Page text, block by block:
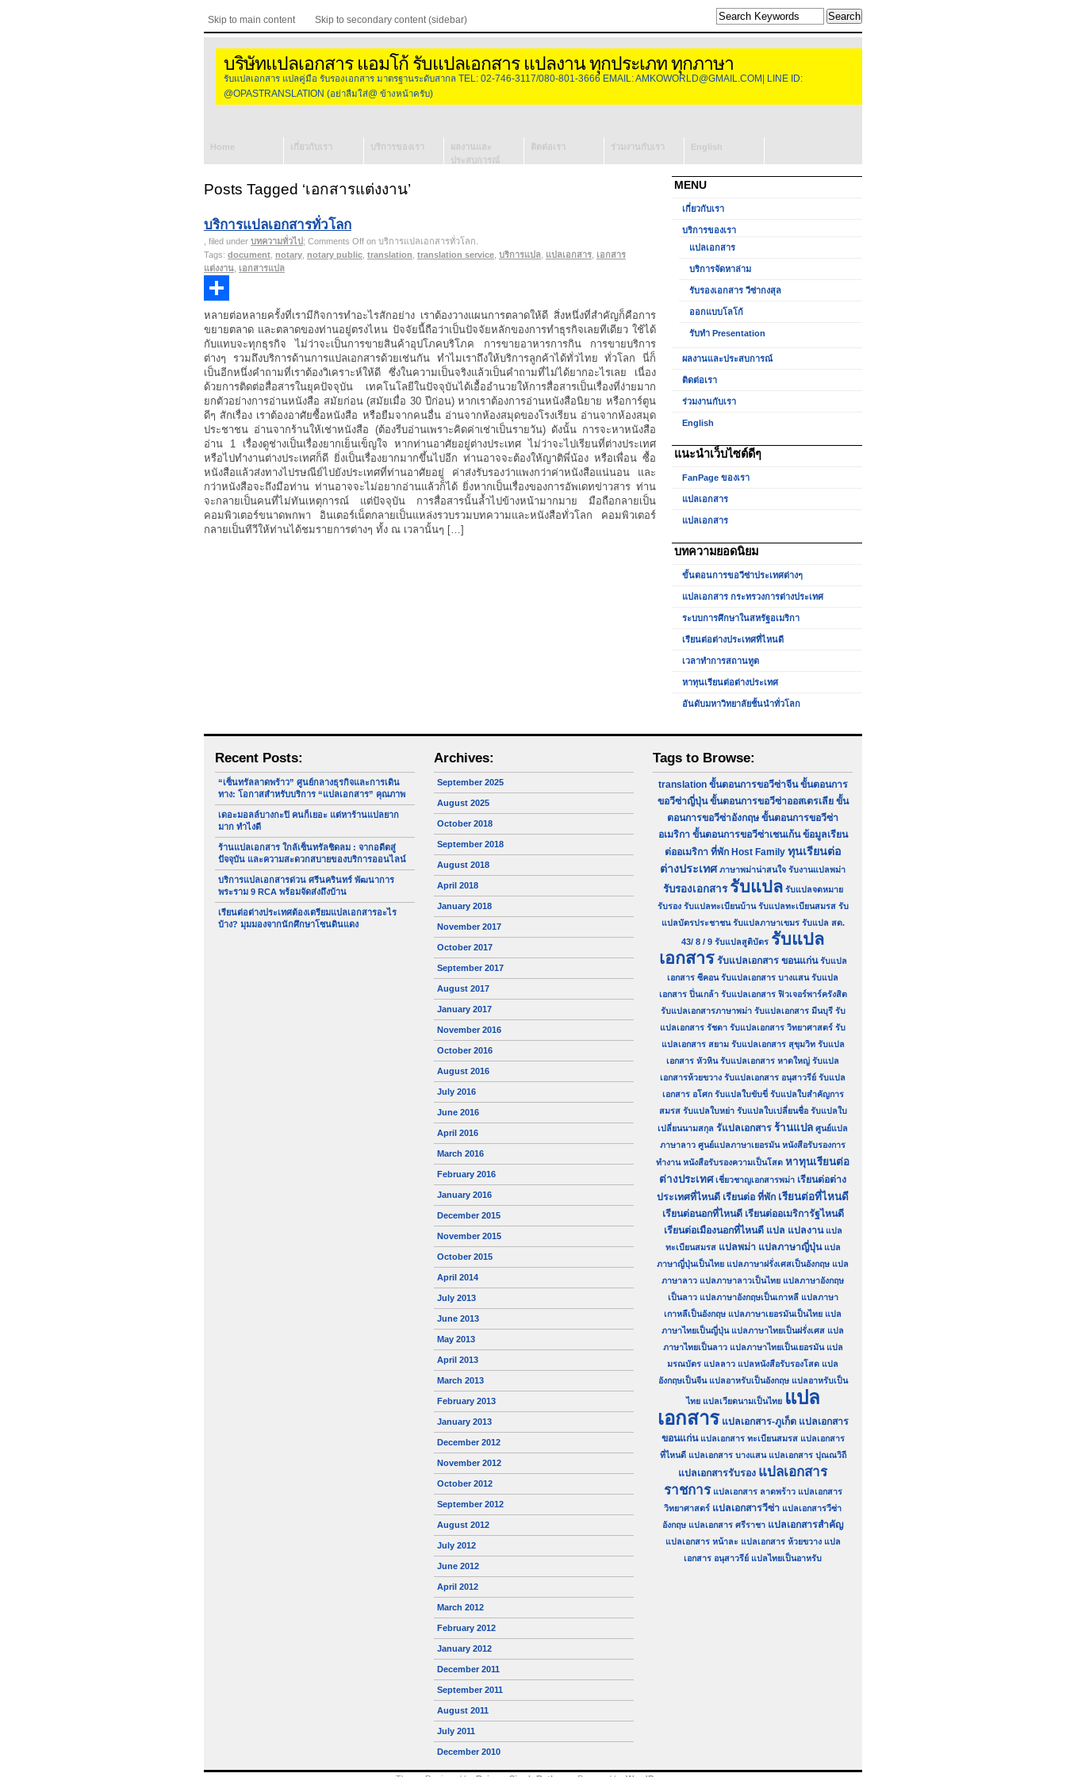
Skip to main content Skip to secondary content (sidebar)
บริษัทแปลเอกสาร แอมโก้ รับแปลเอกสาร แปลงาน ทุกประเภท ทุกภาษา
รับแปลเอกสาร แปลคู่มือ รับรองเอกสาร มาตรฐานระดับสากล TEL: 02-746-3117/080-801-3666 EMAIL: AMKOWORLD@GMAIL.COM| LINE ID:
@OPASTRANSLATION (อย่าลืมใส่@ ข้างหน้าครับ)
Home เกี่ยวกับเรา บริการของเรา
วีซ่ากงสุล
ออกแบบโลโก้
ผลงานและ
ประสบการณ์
ติดต่อเรา ร่วมงานกับเรา English
Posts Tagged ‘เอกสารแต่งงาน’
บริการแปลเอกสารทั่วโลก
, filed under บทความทั่วไป ; Comments Off on บริการแปลเอกสารทั่วโลก
Tags: document notary notary public translation translation service บริการแปล แปลเอกสาร เอกสาร
แต่งงาน เอกสารแปล
Share
หลายต่อหลายครั้งที่เรามีกิจการทำอะไรสักอย่าง เราต้องวางแผนการตลาดให้ดี สิ่งหนึ่งที่สำคัญก็คือการ
ขยายตลาด และตลาดของท่านอยู่ตรงไหน ปัจจัยนี้ถือว่าเป็นปัจจัยหลักของการทำธุรกิจเลยทีเดียว ใช้ได้
กับแทบจะทุกธุรกิจ ไม่ว่าจะเป็นการขายสินค้าอุปโภคบริโภค การขายอาหารการกิน การขายบริการ
ต่างๆ รวมถึงบริการด้านการแปลเอกสารด้วยเช่นกัน ทำไมเราถึงให้บริการลูกค้าได้ทั่วไทย ทั่วโลก นี่ก็
เป็นอีกหนึ่งคำถามที่เราต้องวิเคราะห์ให้ดี ซึ่งในความเป็นจริงแล้วเป็นคำถามที่ไม่ได้ยากอะไรเลย เนื่อง
ด้วยการติดต่อสื่อสารในยุคปัจจุบัน เทคโนโลยีในปัจจุบันได้เอื้ออำนวยให้การสื่อสารเป็นเรื่องที่ง่ายมาก
ยกตัวอย่างการอ่านหนังสือ สมัยก่อน (สมัยเมื่อ 30 ปีก่อน) หากเราต้องการอ่านหนังสือนิยาย หรือการ์ตูน
ดีๆ สักเรื่อง เราต้องอาศัยซื้อหนังสือ หรือยืมจากคนอื่น อ่านจากห้องสมุดของโรงเรียน อ่านจากห้องสมุด
ประชาชน อ่านจากร้านให้เช่าหนังสือ (ต้องรีบอ่านเพราะคิดค่าเช่าเป็นรายวัน) ดังนั้น การจะหาหนังสือ
อ่าน 1 เรื่องดูช่างเป็นเรื่องยากเย็นเข็ญใจ หากท่านอาศัยอยู่ต่างประเทศ ไม่ว่าจะไปเรียนที่ต่างประเทศ
หรือไปทำงานต่างประเทศก็ดี ยิ่งเป็นเรื่องยากมากขึ้นไปอีก ท่านอาจจะต้องให้ญาติพี่น้อง หรือเพื่อน ซื้อ
หนังสือแล้วส่งทางไปรษณีย์ไปยังประเทศที่ท่านอาศัยอยู่ ค่าส่งรับรองว่าแพงกว่าค่าหนังสือแน่นอน และ
กว่าหนังสือจะถึงมือท่าน ท่านอาจจะไม่อยากอ่านแล้วก็ได้ ยิ่งหากเป็นเรื่องของการอัพเดทข่าวสาร ท่าน
จะกลายเป็นคนที่ไม่ทันเหตุการณ์ แต่ปัจจุบัน การสื่อสารนั้นล้ำไปข้างหน้ามากมาย มือถือกลายเป็น
คอมพิวเตอร์ขนาดพกพา อินเตอร์เน็ตกลายเป็นแหล่งรวบรวมบทความและหนังสือทั่วโลก คอมพิวเตอร์
กลายเป็นทีวีให้ท่านได้ชมรายการต่างๆ ทั้ง ณ เวลานั้นๆ […]
MENU
เกี่ยวกับเรา
บริการของเรา
แปลเอกสาร
บริการจัดหาล่าม
รับรองเอกสาร วีซ่ากงสุล
ออกแบบโลโก้
รับทำ Presentation
ผลงานและประสบการณ์
ติดต่อเรา
ร่วมงานกับเรา
English
แนะนำเว็บไซต์ดีๆ
FanPage ของเรา
แปลเอกสาร
แปลเอกสาร
บทความยอดนิยม
ขั้นตอนการขอวีซ่าประเทศต่างๆ
แปลเอกสาร กระทรวงการต่างประเทศ
ระบบการศึกษาในสหรัฐอเมริกา
เรียนต่อต่างประเทศที่ไหนดี
เวลาทำการสถานทูต
หาทุนเรียนต่อต่างประเทศ
อันดับมหาวิทยาลัยชั้นนำทั่วโลก
Recent Posts:
“เซ็นทรัลลาดพร้าว” ศูนย์กลางธุรกิจและการเดิน
ทาง: โอกาสสำหรับบริการ “แปลเอกสาร” คุณภาพ
เดอะมอลล์บางกะปิ คนก็เยอะ แต่หาร้านแปลยาก
มาก ทำไงดี
ร้านแปลเอกสาร ใกล้เซ็นทรัลชิดลม : จากอดีตสู่
ปัจจุบัน และความสะดวกสบายของบริการออนไลน์
บริการแปลเอกสารด่วน ศรีนครินทร์ พัฒนาการ
พระราม 9 RCA พร้อมจัดส่งถึงบ้าน
เรียนต่อต่างประเทศต้องเตรียมแปลเอกสารอะไร
บ้าง? มุมมองจากนักศึกษาโซนดินแดง
Archives:
September 2025
August 2025
October 2018
September 2018
August 2018
April 2018
January 2018
November 2017
October 2017
September 2017
August 2017
January 2017
November 2016
October 2016
August 2016
July 2016
June 2016
April 2016
March 2016
February 2016
January 2016
December 2015
November 2015
October 2015
April 2014
July 2013
June 2013
May 2013
April 2013
March 2013
February 2013
January 2013
December 2012
November 2012
October 2012
September 2012
August 2012
July 2012
June 2012
April 2012
March 2012
February 2012
January 2012
December 2011
September 2011
August 2011
July 2011
December 2010
Tags to Browse:
translation ขั้นตอนการขอวีซ่าจีน ขั้นตอนการ
ขอวีซ่าญี่ปุ่น ขั้นตอนการขอวีซ่าออสเตรเลีย ขั้น
ตอนการขอวีซ่าอังกฤษ ขั้นตอนการขอวีซ่า
อเมริกา ขั้นตอนการขอวีซ่าเชนเก้น ข้อมูลเรียน
ต่ออเมริกา ที่พัก Host Family ทุนเรียนต่อ
ต่างประเทศ ภาษาพม่าน่าสนใจ รับงานแปลพม่า
รับรองเอกสาร รับแปล รับแปลจดหมาย
รับรอง รับแปลทะเบียนบ้าน รับแปลทะเบียนสมรส รับ
แปลบัตรประชาชน รับแปลภาษาเขมร รับแปล สด.
43/ 8 / 9 รับแปลสูติบัตร รับแปล
เอกสาร รับแปลเอกสาร ขอนแก่น รับแปล
เอกสาร ซีคอน รับแปลเอกสาร บางแสน รับแปล
เอกสาร ปิ่นเกล้า รับแปลเอกสาร ฟิวเจอร์พาร์ครังสิต
รับแปลเอกสารภาษาพม่า รับแปลเอกสาร มีนบุรี รับ
แปลเอกสาร รัชดา รับแปลเอกสาร วิทยาศาสตร์ รับ
แปลเอกสาร สยาม รับแปลเอกสาร สุขุมวิท รับแปล
เอกสาร หัวหิน รับแปลเอกสาร หาดใหญ่ รับแปล
เอกสารห้วยขวาง รับแปลเอกสาร อนุสาวรีย์ รับแปล
เอกสาร อโศก รับแปลใบขับขี่ รับแปลใบสำคัญการ
สมรส รับแปลใบหย่า รับแปลใบเปลี่ยนชื่อ รับแปลใบ
เปลี่ยนนามสกุล รัแปลเอกสาร ร้านแปล ศูนย์แปล
ภาษาลาว ศูนย์แปลภาษาเยอรมัน หนังสือรับรองการ
ทำงาน หนังสือรับรองความเป็นโสด หาทุนเรียนต่อ
ต่างประเทศ เชี่ยวชาญเอกสารพม่า เรียนต่อต่าง
ประเทศที่ไหนดี เรียนต่อ ที่พัก เรียนต่อที่ไหนดี
เรียนต่อนอกที่ไหนดี เรียนต่ออเมริการัฐไหนดี
เรียนต่อเมืองนอกที่ไหนดี แปล แปลงาน แปล
ทะเบียนสมรส แปลพม่า แปลภาษาญี่ปุ่น แปล
ภาษาญี่ปุ่นเป็นไทย แปลภาษาฝรั่งเศสเป็นอังกฤษ แปล
ภาษาลาว แปลภาษาลาวเป็นไทย แปลภาษาอังกฤษ
เป็นลาว แปลภาษาอังกฤษเป็นเกาหลี แปลภาษา
เกาหลีเป็นอังกฤษ แปลภาษาเยอรมันเป็นไทย แปล
ภาษาไทยเป็นญี่ปุ่น แปลภาษาไทยเป็นฝรั่งเศส แปล
ภาษาไทยเป็นลาว แปลภาษาไทยเป็นเยอรมัน แปล
มรณบัตร แปลลาว แปลหนังสือรับรองโสด แปล
อังกฤษเป็นจีน แปลอาหรับเป็นอังกฤษ แปลอาหรับเป็น
ไทย แปลเวียดนามเป็นไทย แปล
เอกสาร แปลเอกสาร-ภูเก็ต แปลเอกสาร
ขอนแก่น แปลเอกสาร ทะเบียนสมรส แปลเอกสาร
ที่ไหนดี แปลเอกสาร บางแสน แปลเอกสาร ปุณณวิถี
แปลเอกสารรับรอง แปลเอกสาร
ราชการ แปลเอกสาร ลาดพร้าว แปลเอกสาร
วิทยาศาสตร์ แปลเอกสารวีซ่า แปลเอกสารวีซ่า
อังกฤษ แปลเอกสาร ศรีราชา แปลเอกสารสำคัญ
แปลเอกสาร หน้าละ แปลเอกสาร ห้วยขวาง แปล
เอกสาร อนุสาวรีย์ แปลไทยเป็นอาหรับ